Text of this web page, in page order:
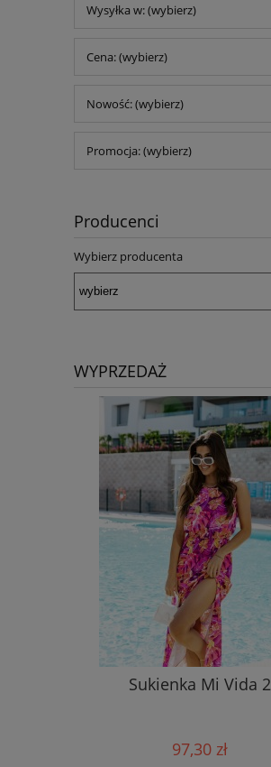
Wysyłka w: (wybierz)
Cena: (wybierz)
Nowość: (wybierz)
Promocja: (wybierz)
Producenci
Wybierz producenta
WYPRZEDAŻ
Sukienka Mi Vida 2
97,30 zł